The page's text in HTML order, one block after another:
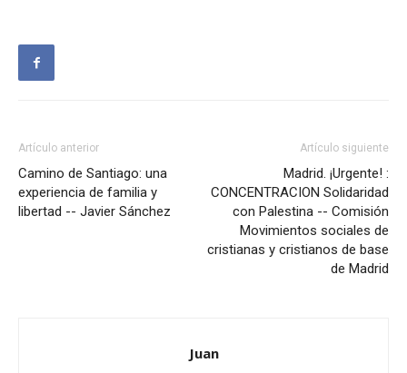
Artículo anterior
Camino de Santiago: una
experiencia de familia y
libertad -- Javier Sánchez
Artículo siguiente
Madrid. ¡Urgente! :
CONCENTRACION Solidaridad
con Palestina -- Comisión
Movimientos sociales de
cristianas y cristianos de base
de Madrid
Juan